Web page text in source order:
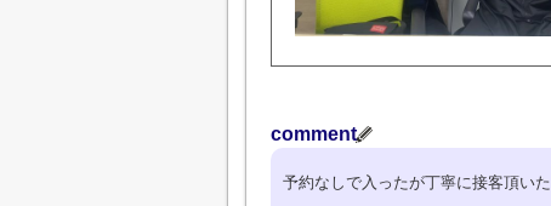
comment
予約なしで入ったが丁寧に接客頂いた